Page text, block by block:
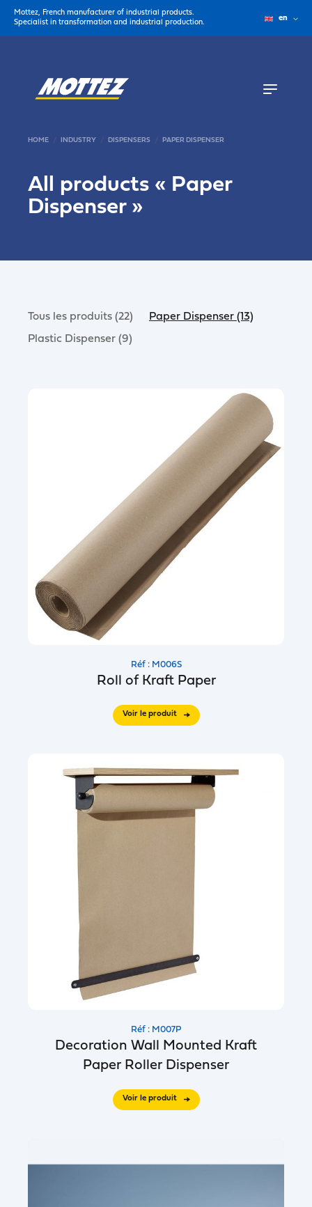
Mottez, French manufacturer of industrial products.
Specialist in transformation and industrial production.
en
HOME INDUSTRY DISPENSERS PAPER DISPENSER
All products « Paper
Dispenser»
Tous les produits (22)
Paper Dispenser (13)
Plastic Dispenser (9)
Réf : M006S
Roll of Kraft Paper
Voir le produit
Réf : M007P
Decoration Wall Mounted Kraft
Paper Roller Dispenser
Voir le produit